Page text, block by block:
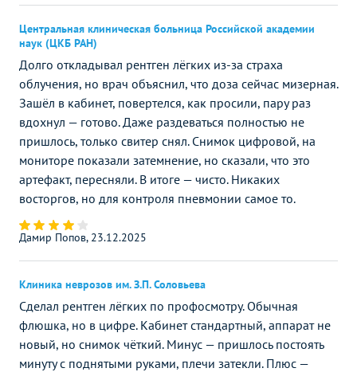
Центральная клиническая больница Российской академии
наук (ЦКБ РАН)
Долго откладывал рентген лёгких из-за страха
облучения, но врач объяснил, что доза сейчас мизерная.
Зашёл в кабинет, повертелся, как просили, пару раз
вдохнул — готово. Даже раздеваться полностью не
пришлось, только свитер снял. Снимок цифровой, на
мониторе показали затемнение, но сказали, что это
артефакт, пересняли. В итоге — чисто. Никаких
восторгов, но для контроля пневмонии самое то.
Дамир Попов, 23.12.2025
Клиника неврозов им. З.П. Соловьева
Сделал рентген лёгких по профосмотру. Обычная
флюшка, но в цифре. Кабинет стандартный, аппарат не
новый, но снимок чёткий. Минус — пришлось постоять
минуту с поднятыми руками, плечи затекли. Плюс —